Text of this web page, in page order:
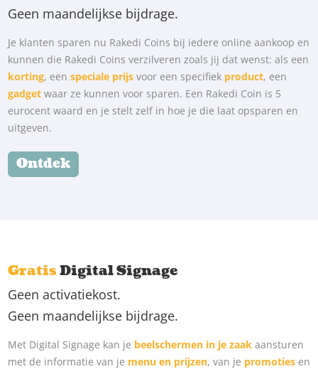
Geen maandelijkse bijdrage.
Je klanten sparen nu Rakedi Coins bij iedere online aankoop en
kunnen die Rakedi Coins verzilveren zoals jij dat wenst: als een
korting, een speciale prijsvoor een specifiek product, een
gadgetwaar ze kunnen voor sparen. Een Rakedi Coin is 5
eurocent waard en je stelt zelf in hoe je die laat opsparen en
uitgeven.
Ontdek
GratisDigital Signage
Geen activatiekost.
Geen maandelijkse bijdrage.
Met Digital Signage kan je beelschermen in je zaakaansturen
met de informatie van je menu en prijzen, van je promotiesen